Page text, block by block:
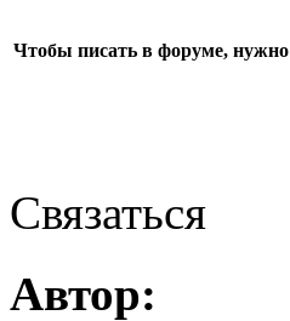
Чтобы писать в форуме, нужно
Связаться
Автор: